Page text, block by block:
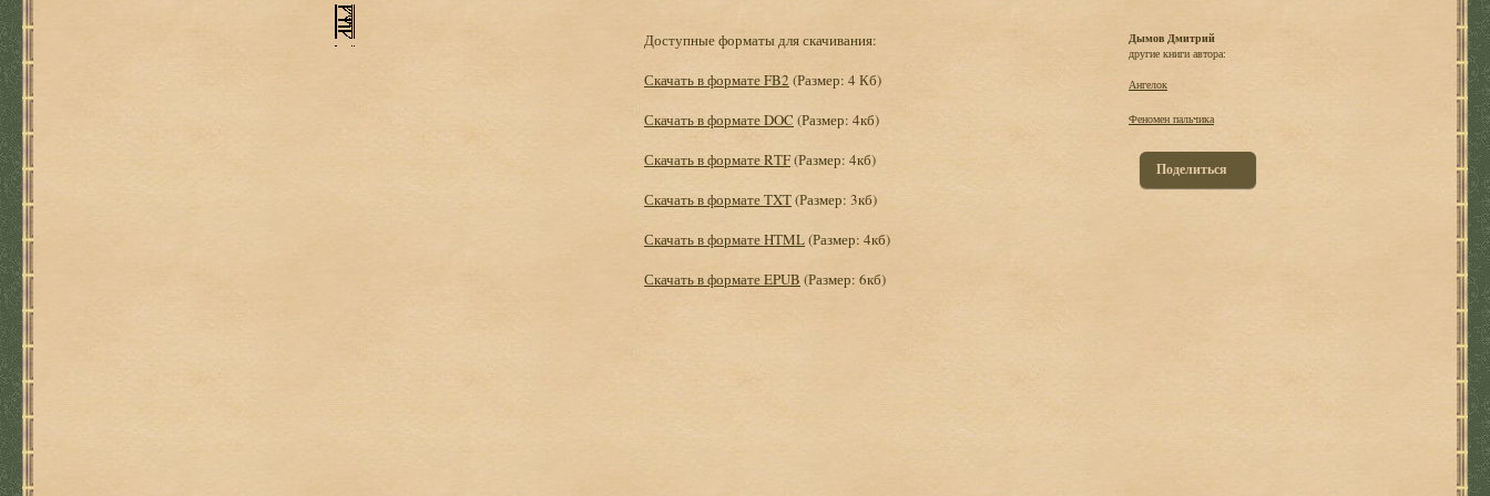
Доступные форматы для скачивания:
Скачать в формате FB2 (Размер: 4 Кб)
Скачать в формате DOC (Размер: 4кб)
Скачать в формате RTF(Размер: 4кб)
Скачать в формате TXT(Размер: 3кб)
Скачать в формате HTML(Размер: 4кб)
Скачать в формате EPUB (Размер: 6кб)
Дымов Дмитрий
другие книги автора:
Ангелок
Феномен пальчика
Поделиться